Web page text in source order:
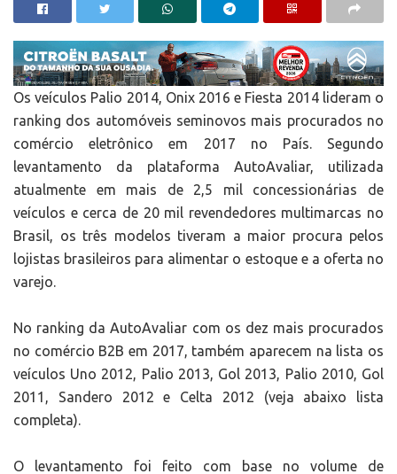
Os veículos Palio 2014, Onix 2016 e Fiesta 2014 lideram o
ranking dos automóveis seminovos mais procurados no
comércio eletrônico em 2017 no País. Segundo
levantamento da plataforma AutoAvaliar, utilizada
atualmente em mais de 2,5 mil concessionárias de
veículos e cerca de 20 mil revendedores multimarcas no
Brasil, os três modelos tiveram a maior procura pelos
lojistas brasileiros para alimentar o estoque e a oferta no
varejo.
No ranking da AutoAvaliar com os dez mais procurados
no comércio B2B em 2017, também aparecem na lista os
veículos Uno 2012, Palio 2013, Gol 2013, Palio 2010, Gol
2011, Sandero 2012 e Celta 2012 (veja abaixo lista
completa).
O levantamento foi feito com base no volume de